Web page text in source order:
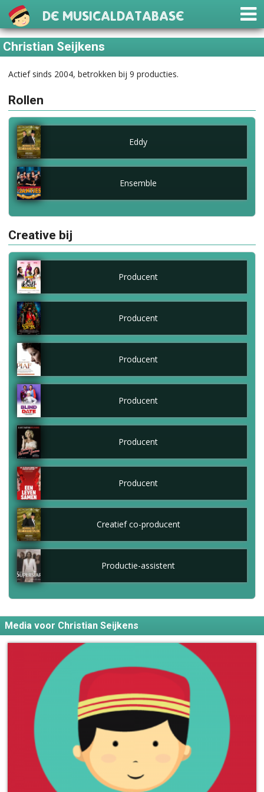
De Musicaldatabase
Christian Seijkens
Actief sinds 2004, betrokken bij 9 producties.
Rollen
Eddy
Ensemble
Creative bij
Producent
Producent
Producent
Producent
Producent
Producent
Creatief co-producent
Productie-assistent
Media voor Christian Seijkens